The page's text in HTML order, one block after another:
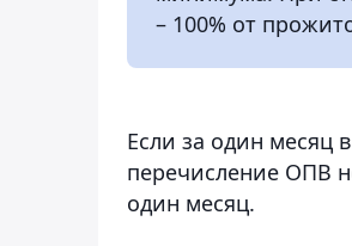
– 100% от
Если за один месяц
перечисление ОПВ
один месяц.